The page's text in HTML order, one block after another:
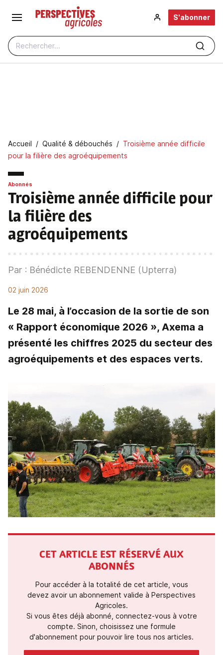
Aller au contenu principal
Rechercher...
S'abonner
Fil d'Ariane
Accueil Qualité & débouchés
Troisième année difficile
pour la filière des agroéquipements
Abonnés
Troisième année difficile pour
la filière des
agroéquipements
Par : Bénédicte REBENDENNE (Upterra)
02 juin 2026
Le 28 mai, à l’occasion de la sortie de son
« Rapport économique 2026 », Axema a
présenté les chiffres 2025 du secteur des
agroéquipements et des espaces verts.
CET ARTICLE EST RÉSERVÉ AUX
ABONNÉS
Pour accéder à la totalité de cet article, vous
devez avoir un abonnement valide à Perspectives
Agricoles.
Si vous êtes déjà abonné, connectez-vous à votre
compte. Sinon, choisissez une formule
d'abonnement pour pouvoir lire tous nos articles.